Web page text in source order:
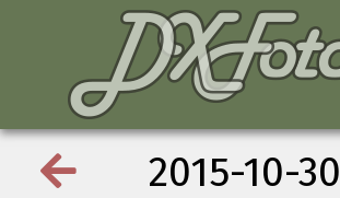
2015-10-30